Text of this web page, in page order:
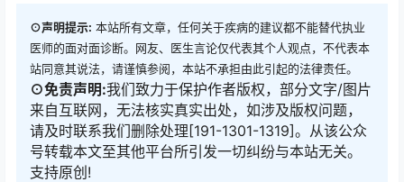
⊙声明提示: 本站所有文章，任何关于疾病的建议都不能替代执业
医师的面对面诊断。网友、医生言论仅代表其个人观点，不代表本
站同意其说法，请谨慎参阅，本站不承担由此引起的法律责任。
⊙免责声明:我们致力于保护作者版权，部分文字/图片
来自互联网，无法核实真实出处，如涉及版权问题，
请及时联系我们删除处理[191-1301-1319]。从该公众
号转载本文至其他平台所引发一切纠纷与本站无关。
支持原创!